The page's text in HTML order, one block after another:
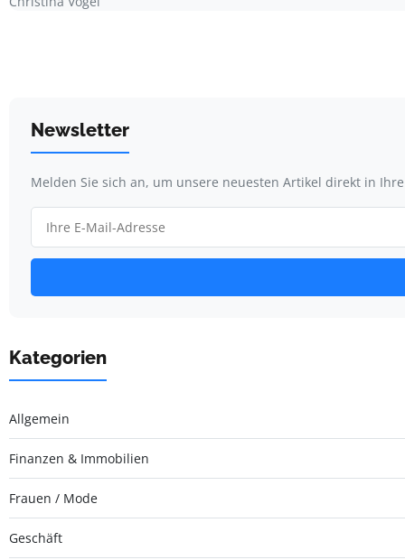
Newsletter
Melden Sie sich an, um unsere neuesten Artikel direkt in
Kategorien
Allgemein
Finanzen & Immobilien
Frauen / Mode
Geschäft